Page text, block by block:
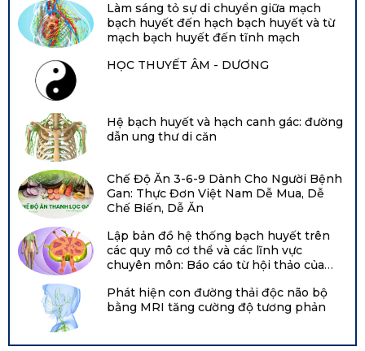
Làm sáng tỏ sự di chuyển giữa mạch
bạch huyết đến hạch bạch huyết và từ
mạch bạch huyết đến tĩnh mạch
HỌC THUYẾT ÂM - DƯƠNG
Hệ bạch huyết và hạch canh gác: đường
dẫn ung thư di căn
Chế Độ Ăn 3-6-9 Dành Cho Người Bệnh
Gan: Thực Đơn Việt Nam Dễ Mua, Dễ
Chế Biến, Dễ Ăn
Lập bản đồ hệ thống bạch huyết trên
các quy mô cơ thể và các lĩnh vực
chuyên môn: Báo cáo từ hội thảo của
2021 tại Hội nghị chuyên đề về bạch
huyết Boston
Phát hiện con đường thải độc não bộ
bằng MRI tăng cường độ tương phản